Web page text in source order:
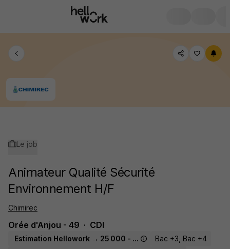
Le job
Animateur Qualité Sécurité
Environnement H/F
Chimirec
Orée d'Anjou - 49 CDI
Estimation Hellowork → 25 000 - 32 500 € / anBac +3, Bac +4